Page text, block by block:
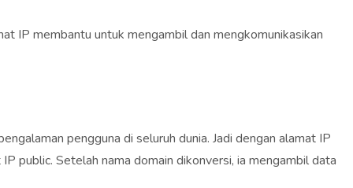
IP membantu untuk mengambil dan mengkomunikasikan
pengguna di seluruh dunia. Jadi dengan alamat IP
public. Setelah nama domain dikonversi, ia mengambil data